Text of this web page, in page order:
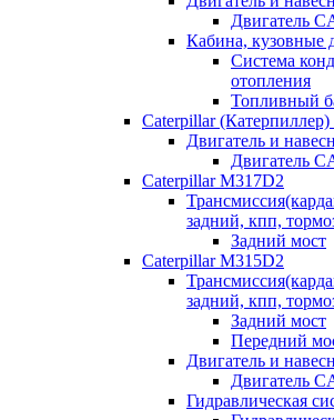
Двигатель
Кабина, кузовные
Система
отопления
Топливный
Caterpillar (Катерпиллер)
Двигатель и
Двигатель
Caterpillar M317D2
задний, кпп,
Задний мост
Caterpillar M315D2
задний, кпп,
Задний мост
Передний
Двигатель и
Двигатель
Гидравлическая